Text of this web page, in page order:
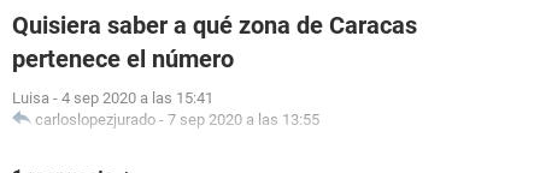
Quisiera saber a qué zona de Caracas
pertenece el número
Luisa - 4 sep 2020 a las 15:41
carloslopezjurado - 7 sep 2020 a las 13:55